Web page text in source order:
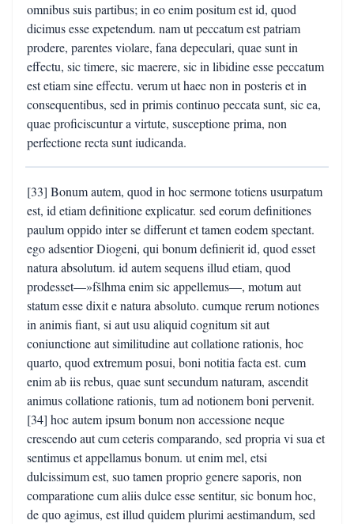
omnibus suis partibus; in eo enim positum est id, quod
dicimus esse expetendum. nam ut peccatum est patriam
prodere, parentes violare, fana depeculari, quae sunt in
effectu, sic timere, sic maerere, sic in libidine esse peccatum
est etiam sine effectu. verum ut haec non in posteris et in
consequentibus, sed in primis continuo peccata sunt, sic ea,
quae proficiscuntur a virtute, susceptione prima, non
perfectione recta sunt iudicanda.
[33] Bonum autem, quod in hoc sermone totiens usurpatum
est, id etiam definitione explicatur. sed eorum definitiones
paulum oppido inter se differunt et tamen eodem spectant.
ego adsentior Diogeni, qui bonum definierit id, quod esset
natura absolutum. id autem sequens illud etiam, quod
prodesset—»fšlhma enim sic appellemus—, motum aut
statum esse dixit e natura absoluto. cumque rerum notiones
in animis fiant, si aut usu aliquid cognitum sit aut
coniunctione aut similitudine aut collatione rationis, hoc
quarto, quod extremum posui, boni notitia facta est. cum
enim ab iis rebus, quae sunt secundum naturam, ascendit
animus collatione rationis, tum ad notionem boni pervenit.
[34] hoc autem ipsum bonum non accessione neque
crescendo aut cum ceteris comparando, sed propria vi sua et
sentimus et appellamus bonum. ut enim mel, etsi
dulcissimum est, suo tamen proprio genere saporis, non
comparatione cum aliis dulce esse sentitur, sic bonum hoc,
de quo agimus, est illud quidem plurimi aestimandum, sed